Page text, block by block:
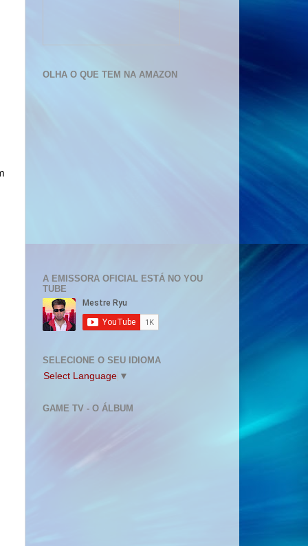
OLHA O QUE TEM NA AMAZON
A EMISSORA OFICIAL ESTÁ NO YOU
TUBE
SELECIONE O SEU IDIOMA
Select Language ▼
GAME TV - O ÁLBUM